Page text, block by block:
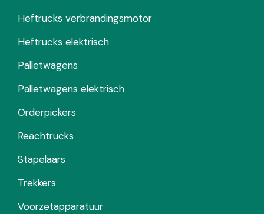
Heftrucks verbrandingsmotor
Heftrucks elektrisch
Palletwagens
Palletwagens elektrisch
Orderpickers
Reachtrucks
Stapelaars
Trekkers
Voorzetapparatuur